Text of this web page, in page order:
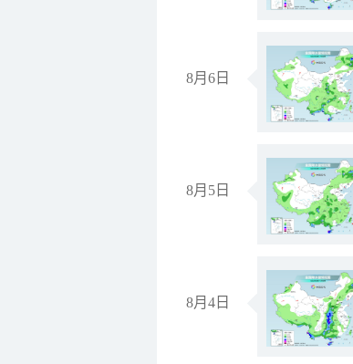
8月6日
8月5日
8月4日